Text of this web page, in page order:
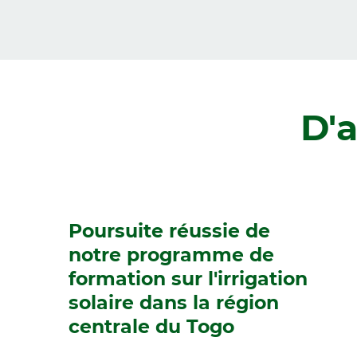
Poursuite réussie de
notre programme de
formation sur l'irrigation
solaire dans la région
centrale du Togo